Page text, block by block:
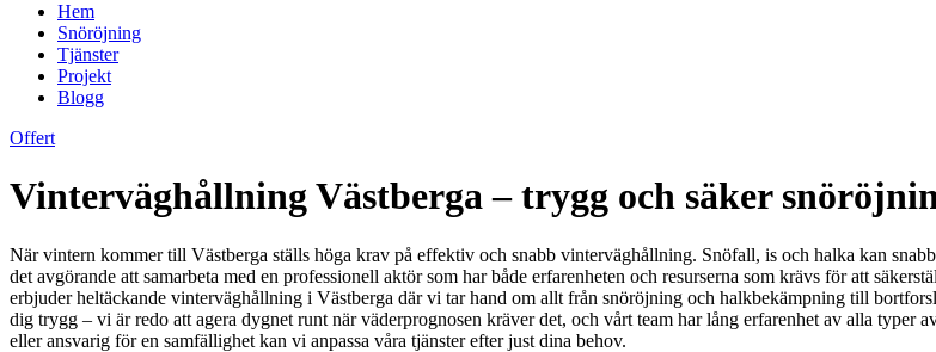
Hem
Snöröjning
Tjänster
Projekt
Blogg
Offert
Vinterväghållning Västberga – trygg och säker
När vintern kommer till Västberga ställs höga krav på effektiv och snabb vinterväghållning. Snöfall, is och halka kan
det avgörande att samarbeta med en professionell aktör som har både erfarenheten och resurserna som krävs för att
erbjuder heltäckande vinterväghållning i Västberga där vi tar hand om allt från snöröjning och halkbekämpning till
dig trygg – vi är redo att agera dygnet runt när väderprognosen kräver det, och vårt team har lång erfarenhet av alla typer
eller ansvarig för en samfällighet kan vi anpassa våra tjänster efter just dina behov.